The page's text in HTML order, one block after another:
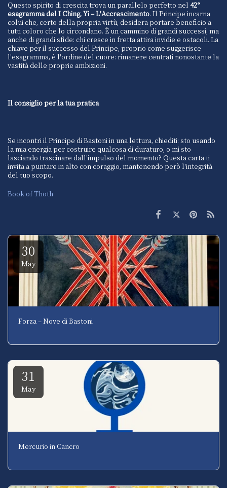
Questo spirito di crescita trova un parallelo perfetto nel 42°
esagramma del I Ching, Yi – L'Accrescimento. Il Principe incarna
colui che, certo della propria virtù, desidera portare beneficio a
tutti coloro che lo circondano. È un cammino di grandi successi, ma
anche di grandi sfide: chi cresce in fretta attira invidie e ostacoli. La
chiave per il successo del Principe, proprio come suggerisce
l'esagramma, è l'ordine del cuore: rimanere centrati nonostante la
vastità delle proprie ambizioni.
Il consiglio per la tua pratica
Se incontri il Principe di Bastoni in una lettura, chiediti: sto usando
la mia energia per costruire qualcosa di duraturo, o mi sto
lasciando trascinare dall'impulso del momento? Questa carta ti
invita a puntare in alto con coraggio, mantenendo però l'integrità
del tuo scopo.
Book of Thoth
30
May
Forza – Nove di Bastoni
31
May
Mercurio in Cancro